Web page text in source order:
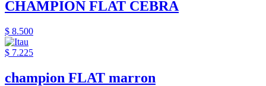
CHAMPION FLAT CEBRA
$ 8.500
$ 7.225
champion FLAT marron